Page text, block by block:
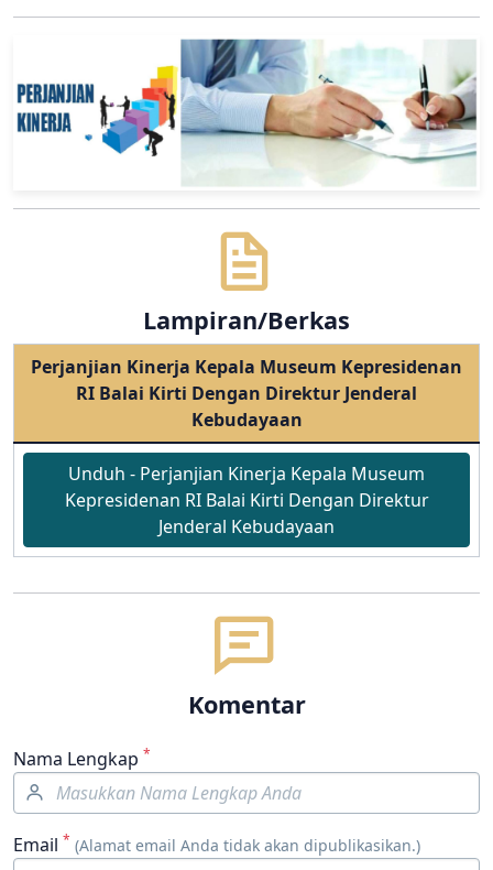
Lampiran/Berkas
Perjanjian Kinerja Kepala Museum Kepresidenan
RI Balai Kirti Dengan Direktur Jenderal
Kebudayaan
Unduh - Perjanjian Kinerja Kepala Museum
Kepresidenan RI Balai Kirti Dengan Direktur
Jenderal Kebudayaan
Komentar
Nama Lengkap *
Email * (Alamat email Anda tidak akan dipublikasikan.)